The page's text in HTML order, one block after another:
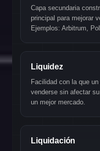
Capa secundaria
principal para mejorar
Ejemplos: Arbitrum,
Liquidez
Facilidad con la que
venderse sin afectar
un mejor mercado.
Liquidación